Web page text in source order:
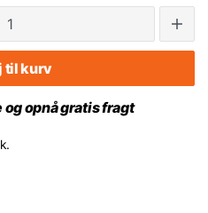
til kurv
opnå gratis fragt